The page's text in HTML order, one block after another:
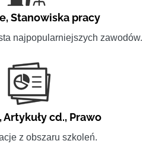
,Stanowiska pracy
najpopularniejszych zawodów.
,Artykuły cd., Prawo
z obszaru szkoleń.